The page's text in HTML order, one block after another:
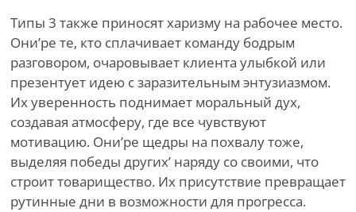
Типы 3 также приносят харизму на рабочее место.
Они’ре те, кто сплачивает команду бодрым
разговором, очаровывает клиента улыбкой или
презентует идею с заразительным энтузиазмом.
Их уверенность поднимает моральный дух,
создавая атмосферу, где все чувствуют
мотивацию. Они’ре щедры на похвалу тоже,
выделяя победы других’ наряду со своими, что
строит товарищество. Их присутствие превращает
рутинные дни в возможности для прогресса.